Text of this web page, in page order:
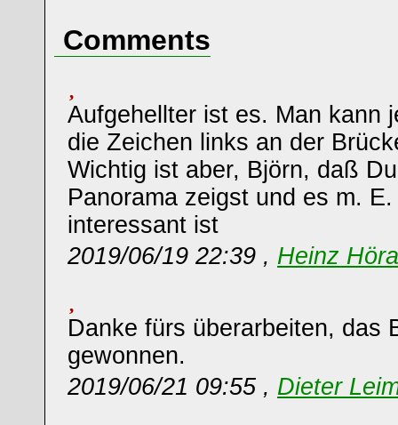
Comments
Aufgehellter ist es. Man kann
die Zeichen links an der
Wichtig ist aber, Björn, daß
Panorama zeigst und es m.
interessant ist
2019/06/19 22:39 , Heinz Höra
Danke fürs überarbeiten, das
gewonnen.
2019/06/21 09:55 , Dieter